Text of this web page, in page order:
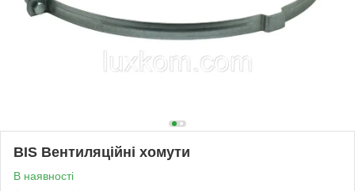
BIS Вентиляційні хомути
В наявності